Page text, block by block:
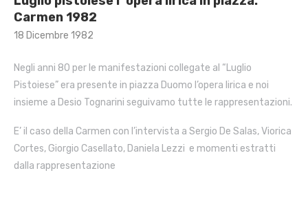
Carmen 1982
18 Dicembre 1982
Negli anni 80 per le manifestazioni collegate al “Luglio
Pistoiese” era presente in piazza Duomo l’opera lirica e noi
insieme a Desio Tognarini seguivamo tutte le rappresentazioni.
E’ il caso della Carmen con l’intervista a Sergio De Salas, Viorica
Cortes, Giorgio Casellato, Daniela Lezzi e momenti estratti
dalla rappresentazione